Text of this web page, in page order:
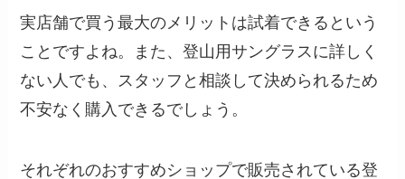
実店舗で買う最大のメリットは試着できるという
ことですよね。また、登山用サングラスに詳しく
ない人でも、スタッフと相談して決められるため
不安なく購入できるでしょう。
それぞれのおすすめショップで販売されている登